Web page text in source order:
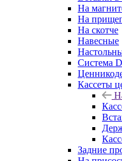
На
На
На скотче
Навесные
Система
Кассеты
Задние